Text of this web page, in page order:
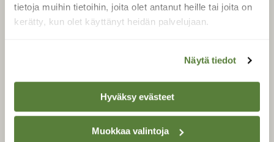
tietoja muihin tietoihin, joita olet antanut heille tai joita on
kerätty, kun olet käyttänyt heidän palvelujaan.
Näytä tiedot
Hyväksy evästeet
Muokkaa valintoja
SUOMEN LUONNON­
SUOJELU­LIITTO
kustantaja onSuomen